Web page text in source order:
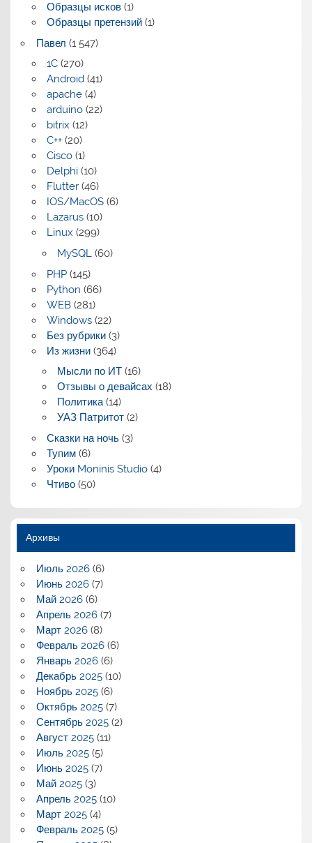
Образцы исков(1)
Образцы претензий(1)
Павел (1 547)
1C(270)
Android(41)
apache(4)
arduino(22)
bitrix (12)
C++(20)
Cisco(1)
Delphi(10)
Flutter(46)
IOS/MacOS(6)
Lazarus(10)
Linux (299)
MySQL(60)
PHP(145)
Python (66)
WEB(281)
Windows(22)
Без рубрики(3)
Из жизни(364)
Мысли по ИТ(16)
Отзывы о девайсах (18)
Политика(14)
УАЗ Патритот(2)
Сказки на ночь(3)
Тупим(6)
Уроки Moninis Studio(4)
Чтиво(50)
Архивы
Июль 2026(6)
Июнь 2026(7)
Май 2026(6)
Апрель 2026(7)
Март 2026(8)
Февраль 2026(6)
Январь 2026(6)
Декабрь 2025(10)
Ноябрь 2025(6)
Октябрь 2025(7)
Сентябрь 2025(2)
Август 2025(11)
Июль 2025(5)
Июнь 2025(7)
Май 2025(3)
Апрель 2025(10)
Март 2025(4)
Февраль 2025(5)